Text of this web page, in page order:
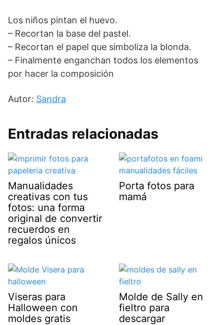
Los niños pintan el huevo.
– Recortan la base del pastel.
– Recortan el papel que simboliza la blonda.
– Finalmente enganchan todos los elementos
por hacer la composición
Autor: Sandra
Entradas relacionadas
Manualidades
creativas con tus
fotos: una forma
original de convertir
recuerdos en
regalos únicos
Porta fotos para
mamá
Viseras para
Halloween con
moldes gratis
Molde de Sally en
fieltro para
descargar